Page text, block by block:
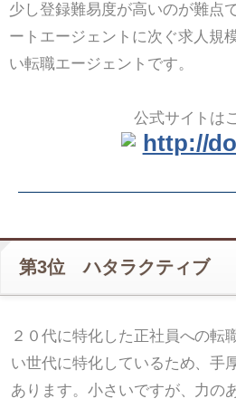
少し登録難易度が高いのが難点
ートエージェントに次ぐ求人規
い転職エージェントです。
公式サイトは
http://
第3位 ハタラクティブ
２０代に特化した正社員への転
い世代に特化しているため、手
あります。小さいですが、力の